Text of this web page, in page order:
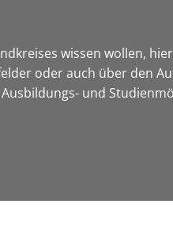
wissen wollen,
oder auch über den
und